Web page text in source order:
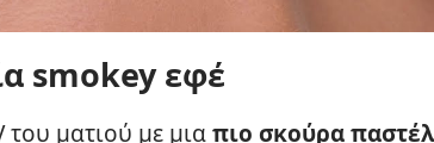
smokey εφέ
του ματιού με μιαπιο σκούρα